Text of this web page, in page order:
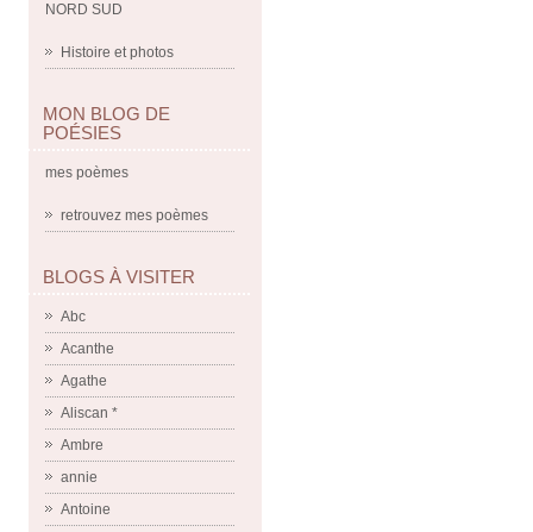
NORD SUD
Histoire et photos
MON BLOG DE
POÉSIES
mes poèmes
retrouvez mes poèmes
BLOGS À VISITER
Abc
Acanthe
Agathe
Aliscan *
Ambre
annie
Antoine